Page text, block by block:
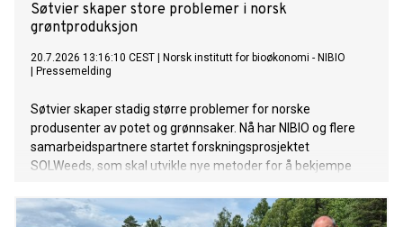
Søtvier skaper store problemer i norsk
grøntproduksjon
20.7.2026 13:16:10 CEST
Norsk institutt for bioøkonomi - NIBIO
Pressemelding
Søtvier skaper stadig større problemer for norske
produsenter av potet og grønnsaker. Nå har NIBIO og flere
samarbeidspartnere startet forskningsprosjektet
SOLWeeds, som skal utvikle nye metoder for å bekjempe